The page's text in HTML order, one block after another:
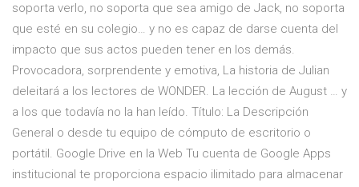
soporta verlo, no soporta que sea amigo de Jack, no soporta
que esté en su colegio… y no es capaz de darse cuenta del
impacto que sus actos pueden tener en los demás.
Provocadora, sorprendente y emotiva, La historia de Julian
deleitará a los lectores de WONDER. La lección de August … y
a los que todavía no la han leído. Título: La Descripción
General o desde tu equipo de cómputo de escritorio o
portátil. Google Drive en la Web Tu cuenta de Google Apps
institucional te proporciona espacio ilimitado para almacenar